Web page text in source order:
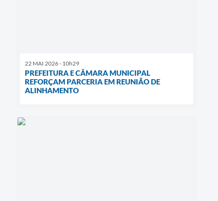
22 MAI 2026 - 10h29
PREFEITURA E CÂMARA MUNICIPAL
REFORÇAM PARCERIA EM REUNIÃO DE
ALINHAMENTO